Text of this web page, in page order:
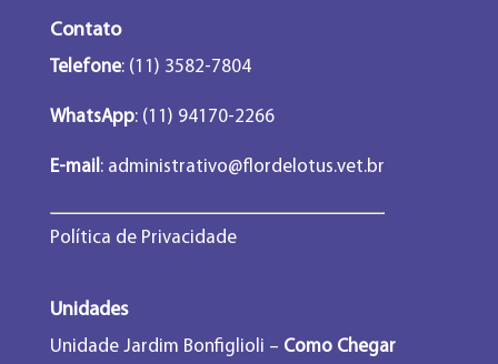
Contato
Telefone: (11) 3582-7804
WhatsApp: (11) 94170-2266
E-mail :administrativo@flordelotus.vet.br
Política de Privacidade
Unidades
Unidade Jardim Bonfiglioli – Como Chegar